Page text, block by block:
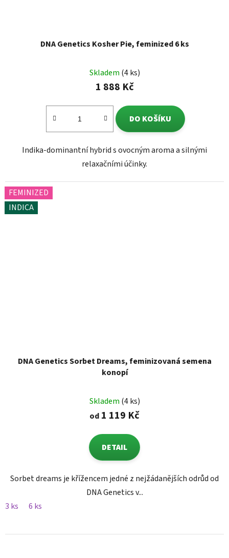
DNA Genetics Kosher Pie, feminized 6 ks
Skladem (4 ks)
1 888 Kč
DO KOŠÍKU
Indika-dominantní hybrid s ovocným aroma a silnými
relaxačními účinky.
FEMINIZED
INDICA
DNA Genetics Sorbet Dreams, feminizovaná semena
konopí
Skladem (4 ks)
od 1 119 Kč
DETAIL
Sorbet dreams je křížencem jedné z nejžádanějších odrůd od
DNA Genetics v...
3 ks
6 ks